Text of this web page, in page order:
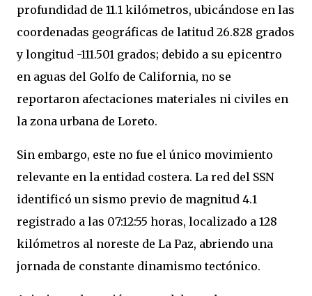
profundidad de 11.1 kilómetros, ubicándose en las
coordenadas geográficas de latitud 26.828 grados
y longitud -111.501 grados; debido a su epicentro
en aguas del Golfo de California, no se
reportaron afectaciones materiales ni civiles en
la zona urbana de Loreto.
Sin embargo, este no fue el único movimiento
relevante en la entidad costera. La red del SSN
identificó un sismo previo de magnitud 4.1
registrado a las 07:12:55 horas, localizado a 128
kilómetros al noreste de La Paz, abriendo una
jornada de constante dinamismo tectónico.